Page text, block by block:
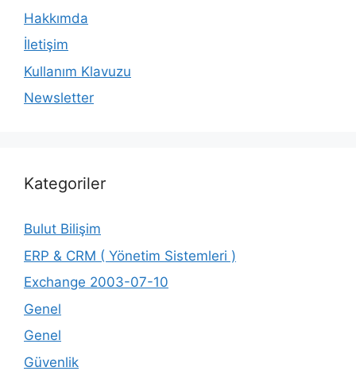
Hakkımda
İletişim
Kullanım Klavuzu
Newsletter
Kategoriler
Bulut Bilişim
ERP & CRM ( Yönetim Sistemleri )
Exchange 2003-07-10
Genel
Genel
Güvenlik